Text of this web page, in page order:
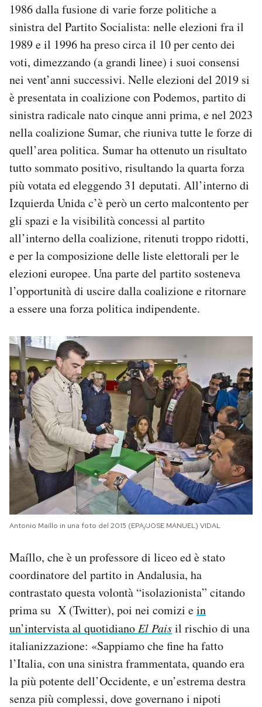
1986 dalla fusione di varie forze politiche a
sinistra del Partito Socialista: nelle elezioni fra il
1989 e il 1996 ha preso circa il 10 per cento dei
voti, dimezzando (a grandi linee) i suoi consensi
nei vent’anni successivi. Nelle elezioni del 2019 si
è presentata in coalizione con Podemos, partito di
sinistra radicale nato cinque anni prima, e nel 2023
nella coalizione Sumar, che riuniva tutte le forze di
quell’area politica. Sumar ha ottenuto un risultato
tutto sommato positivo, risultando la quarta forza
più votata ed eleggendo 31 deputati. All’interno di
Izquierda Unida c’è però un certo malcontento per
gli spazi e la visibilità concessi al partito
all’interno della coalizione, ritenuti troppo ridotti,
e per la composizione delle liste elettorali per le
elezioni europee. Una parte del partito sosteneva
l’opportunità di uscire dalla coalizione e ritornare
a essere una forza politica indipendente.
Antonio Maíllo in una foto del 2015 (EPA/JOSE MANUEL) VIDAL
Maíllo, che è un professore di liceo ed è stato
coordinatore del partito in Andalusia, ha
contrastato questa volontà “isolazionista” citando
prima su X (Twitter), poi nei comizi ein
un’intervista al quotidiano El Paisil rischio di una
italianizzazione: «Sappiamo che fine ha fatto
l’Italia, con una sinistra frammentata, quando era
la più potente dell’Occidente, e un’estrema destra
senza più complessi, dove governano i nipoti